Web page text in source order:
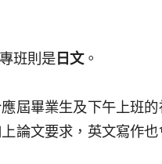
班則是日文。
屆畢業生及下午上班
論文要求，英文寫作